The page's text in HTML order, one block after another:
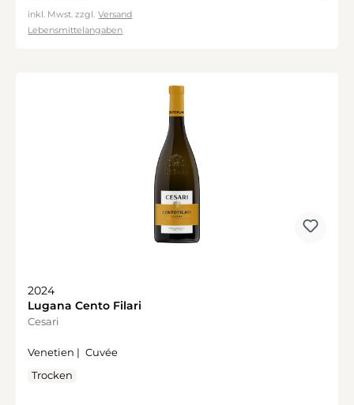
inkl. Mwst. zzgl. Versand
Lebensmittelangaben
2024
Lugana Cento Filari
Cesari
Venetien | Cuvée
Trocken